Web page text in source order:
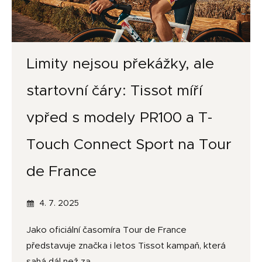
Limity nejsou překážky, ale
startovní čáry: Tissot míří
vpřed s modely PR100 a T-
Touch Connect Sport na Tour
de France
4. 7. 2025
Jako oficiální časomíra Tour de France
představuje značka i letos Tissot kampaň, která